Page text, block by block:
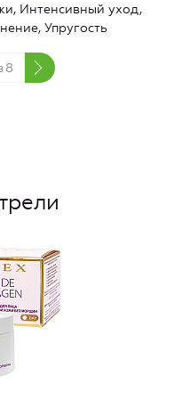
Интенсивный уход,
Упругость
8